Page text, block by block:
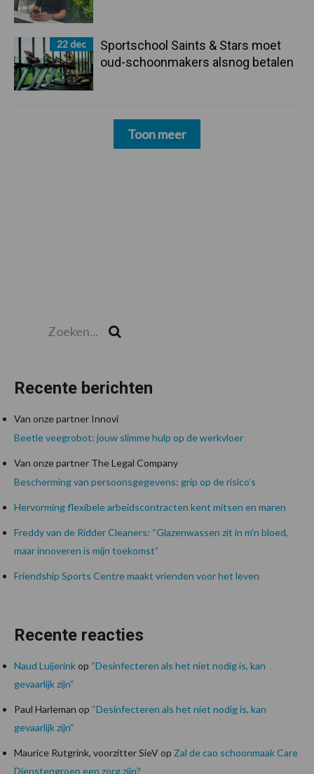
22 dec
Sportschool Saints & Stars moet
oud-schoonmakers alsnog betalen
Toon meer
Recente berichten
Van onze partner Innovi
Beetle veegrobot: jouw slimme hulp op de werkvloer
Van onze partner The Legal Company
Bescherming van persoonsgegevens: grip op de risico’s
Hervorming flexibele arbeidscontracten kent mitsen en maren
Freddy van de Ridder Cleaners: “Glazenwassen zit in m’n bloed,
maar innoveren is mijn toekomst”
Friendship Sports Centre maakt vrienden voor het leven
Recente reacties
Naud Luijerinkop “Desinfecteren als het niet nodig is, kan
gevaarlijk zijn”
Paul Harleman op “Desinfecteren als het niet nodig is, kan
gevaarlijk zijn”
Maurice Rutgrink, voorzitter SieVop Zal de cao schoonmaak Care
Dienstengroep een zorg zijn?